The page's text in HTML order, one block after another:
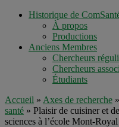
Historique de
À propos
Productions
Anciens Membres
Chercheurs
Chercheurs
Étudiants
Accueil » Axes de recherche »
santé » Plaisir de cuisiner et
sciences à l’école Mont-Royal